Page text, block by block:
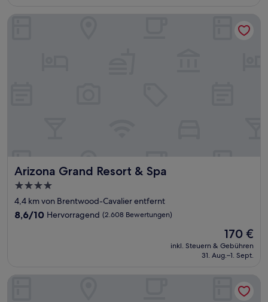
Arizona Grand Resort & Spa
Arizona Grand Resort & Spa
4.0-
Sterne-
Unterkunft
4,4 km von Brentwood-Cavalier entfernt
8.6
8,6/10 Hervorragend (2.608 Bewertungen)
Der
Preis
beträgt
170 €
inkl. Steuern & Gebühren
31. Aug.–1. Sept.
Tempe Oasis